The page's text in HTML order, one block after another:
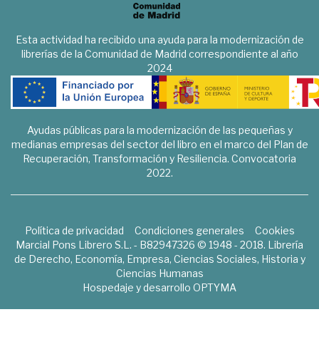
Esta actividad ha recibido una ayuda para la modernización de
librerías de la Comunidad de Madrid correspondiente al año
2024
Ayudas públicas para la modernización de las pequeñas y
medianas empresas del sector del libro en el marco del Plan de
Recuperación, Transformación y Resiliencia. Convocatoria
2022.
Política de privacidad Condiciones generales
Cookies
Marcial Pons Librero S.L. - B82947326 © 1948 - 2018. Librería
de Derecho, Economía, Empresa, Ciencias Sociales, Historia y
Ciencias Humanas
Hospedaje y desarrollo OPTYMA